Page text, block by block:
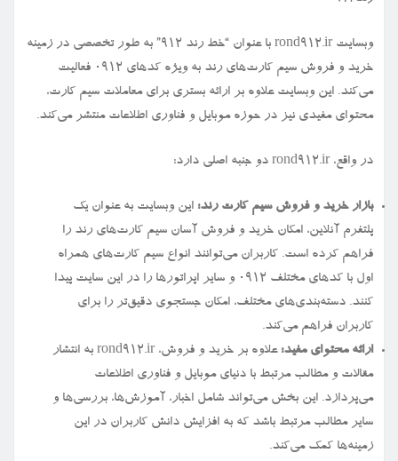
وبسایت rond912.ir با عنوان “خط رند ۹۱۲” به طور تخصصی در زمینه
خرید و فروش سیم کارت‌های رند به ویژه کدهای ۰۹۱۲ فعالیت
می‌کند. این وبسایت علاوه بر ارائه بستری برای معاملات سیم کارت،
محتوای مفیدی نیز در حوزه موبایل و فناوری اطلاعات منتشر می‌کند.
در واقع، rond912.ir دو جنبه اصلی دارد:
بازار خرید و فروش سیم کارت رند: این وبسایت به عنوان یک
پلتفرم آنلاین، امکان خرید و فروش آسان سیم کارت‌های رند را
فراهم کرده است. کاربران می‌توانند انواع سیم کارت‌های همراه
اول با کدهای مختلف ۰۹۱۲ و سایر اپراتورها را در این سایت پیدا
کنند. دسته‌بندی‌های مختلف، امکان جستجوی دقیق‌تر را برای
کاربران فراهم می‌کند.
ارائه محتوای مفید:
علاوه بر خرید و فروش، rond912.ir به انتشار
مقالات و مطالب مرتبط با دنیای موبایل و فناوری اطلاعات
می‌پردازد. این بخش می‌تواند شامل اخبار، آموزش‌ها، بررسی‌ها و
سایر مطالب مرتبط باشد که به افزایش دانش کاربران در این
زمینه‌ها کمک می‌کند.